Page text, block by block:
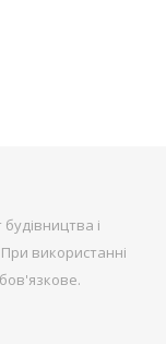
і
використанні